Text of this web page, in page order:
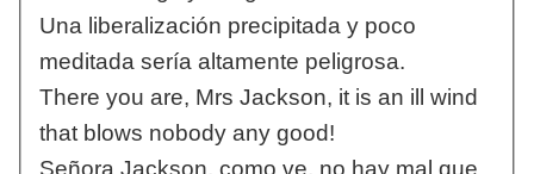
Una liberalización precipitada y poco
meditada sería altamente peligrosa.
There you are, Mrs Jackson, it is an ill wind
that blows nobody any good!
Señora Jackson, como ve, no hay mal que